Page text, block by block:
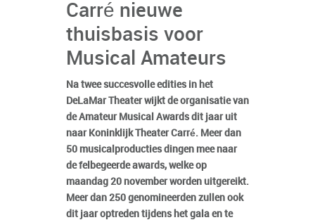
Carré nieuwe
thuisbasis voor
Musical Amateurs
Na twee succesvolle edities in het
DeLaMar Theater wijkt de organisatie van
de Amateur Musical Awards dit jaar uit
naar Koninklijk Theater Carré. Meer dan
50 musicalproducties dingen mee naar
de felbegeerde awards, welke op
maandag 20 november worden uitgereikt.
Meer dan 250 genomineerden zullen ook
dit jaar optreden tijdens het gala en te